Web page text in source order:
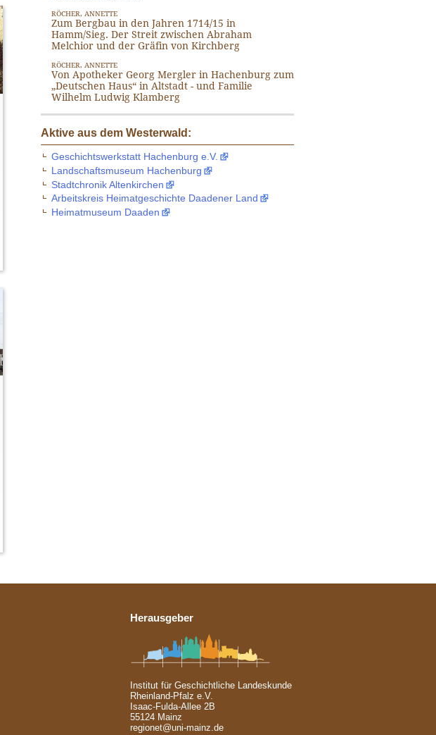
RÖCHER, ANNETTE
Zum Bergbau in den Jahren 1714/15 in
Hamm/Sieg. Der Streit zwischen Abraham
Melchior und der Gräfin von Kirchberg
RÖCHER, ANNETTE
Von Apotheker Georg Mergler in Hachenburg zum
„Deutschen Haus“ in Altstadt - und Familie
Wilhelm Ludwig Klamberg
Aktive aus dem Westerwald:
Geschichtswerkstatt Hachenburg e.V.
Landschaftsmuseum Hachenburg
Stadtchronik Altenkirchen
Arbeitskreis Heimatgeschichte Daadener Land
Heimatmuseum Daaden
Herausgeber
Institut für Geschichtliche Landeskunde
Rheinland-Pfalz e.V.
Isaac-Fulda-Allee 2B
55124 Mainz
regionet@uni-mainz.de